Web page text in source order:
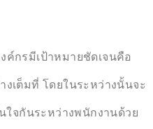
ค์กรมีเป้าหมายชัดเจนคือ
เต็มที่ โดยในระหว่างนั้นจะ
ใจกันระหว่างพนักงานด้วย